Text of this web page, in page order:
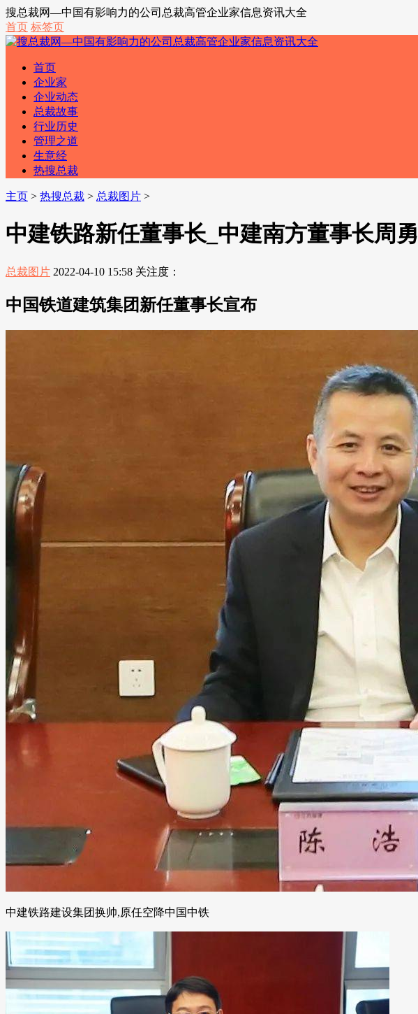
搜总裁网—中国有影响力的公司总裁高管企业家信息资讯大全
首页 标签页
首页
企业家
企业动态
总裁故事
行业历史
管理之道
生意经
热搜总裁
主页 > 热搜总裁 > 总裁图片 >
中建铁路新任董事长_中建南方董事长周勇
总裁图片 2022-04-10 15:58 关注度：
中国铁道建筑集团新任董事长宣布
中建铁路建设集团换帅,原任空降中国中铁